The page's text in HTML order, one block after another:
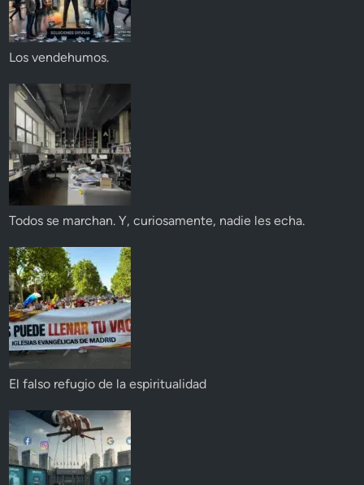
Los vendehumos.
Todos se marchan. Y, curiosamente, nadie les echa.
El falso refugio de la espiritualidad